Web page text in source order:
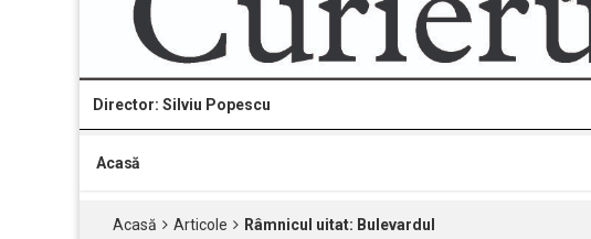
Director: Silviu Popescu
Acasă
Acasă Articole Râmnicul uitat: Bulevardul